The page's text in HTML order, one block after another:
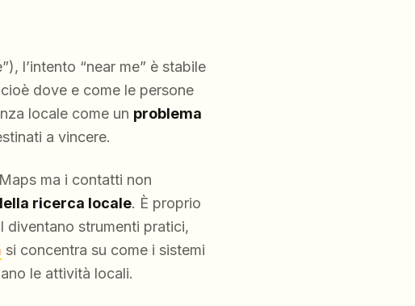
l’intento “near me” è stabile
dove e come le persone
locale come un problema
a vincere.
ma i contatti non
ricerca locale. È proprio
diventano strumenti pratici,
si concentra su come i sistemi
le attività locali.